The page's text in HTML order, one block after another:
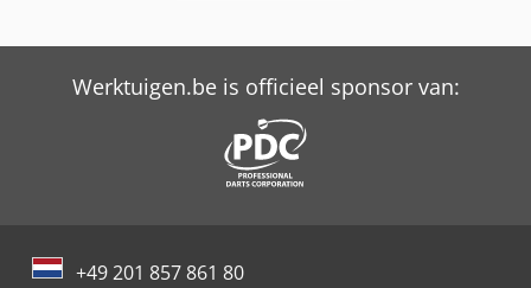
Werktuigen.be is officieel sponsor van:
+49 201 857 861 80